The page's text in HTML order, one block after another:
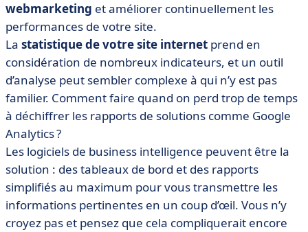
• Quels outils utiliser ?
• Comment choisir votre logiciel de business
intelligence ? [Guide à télécharger]
webmarketing et améliorer continuellement les
performances de votre site.
La statistique de votre site internet prend en
considération de nombreux indicateurs, et un outil
d’analyse peut sembler complexe à qui n’y est pas
familier. Comment faire quand on perd trop de temps
à déchiffrer les rapports de solutions comme Google
Analytics ?
Les logiciels de business intelligence peuvent être la
solution : des tableaux de bord et des rapports
simplifiés au maximum pour vous transmettre les
informations pertinentes en un coup d’œil. Vous n’y
croyez pas et pensez que cela compliquerait encore